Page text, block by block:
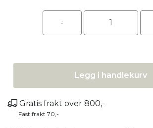
Legg i handlekurv
Gratis frakt over 800,-
Fast frakt 70,-